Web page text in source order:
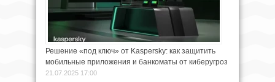
Решение «под ключ» от Kaspersky: как защитить
мобильные приложения и банкоматы от киберугроз
21.07.2025 17:00